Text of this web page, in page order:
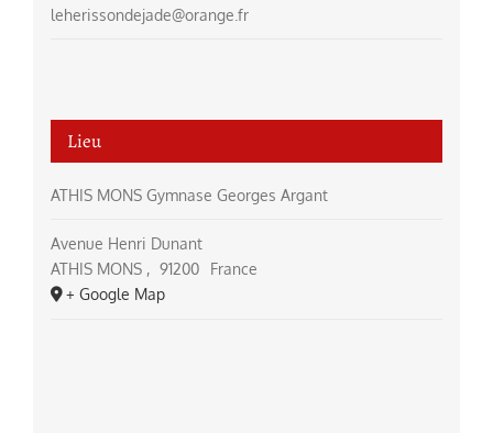
leherissondejade@orange.fr
Lieu
ATHIS MONS Gymnase Georges Argant
Avenue Henri Dunant
ATHIS MONS , 91200
France
+ Google Map